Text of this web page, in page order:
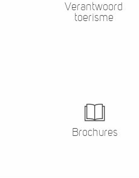
Verantwoord
toerisme
Brochures